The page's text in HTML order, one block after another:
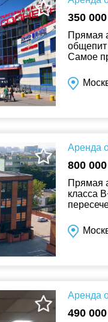
350
Прямая
общепит
Самое
Аренда
800
Прямая
класса
Аренда
490